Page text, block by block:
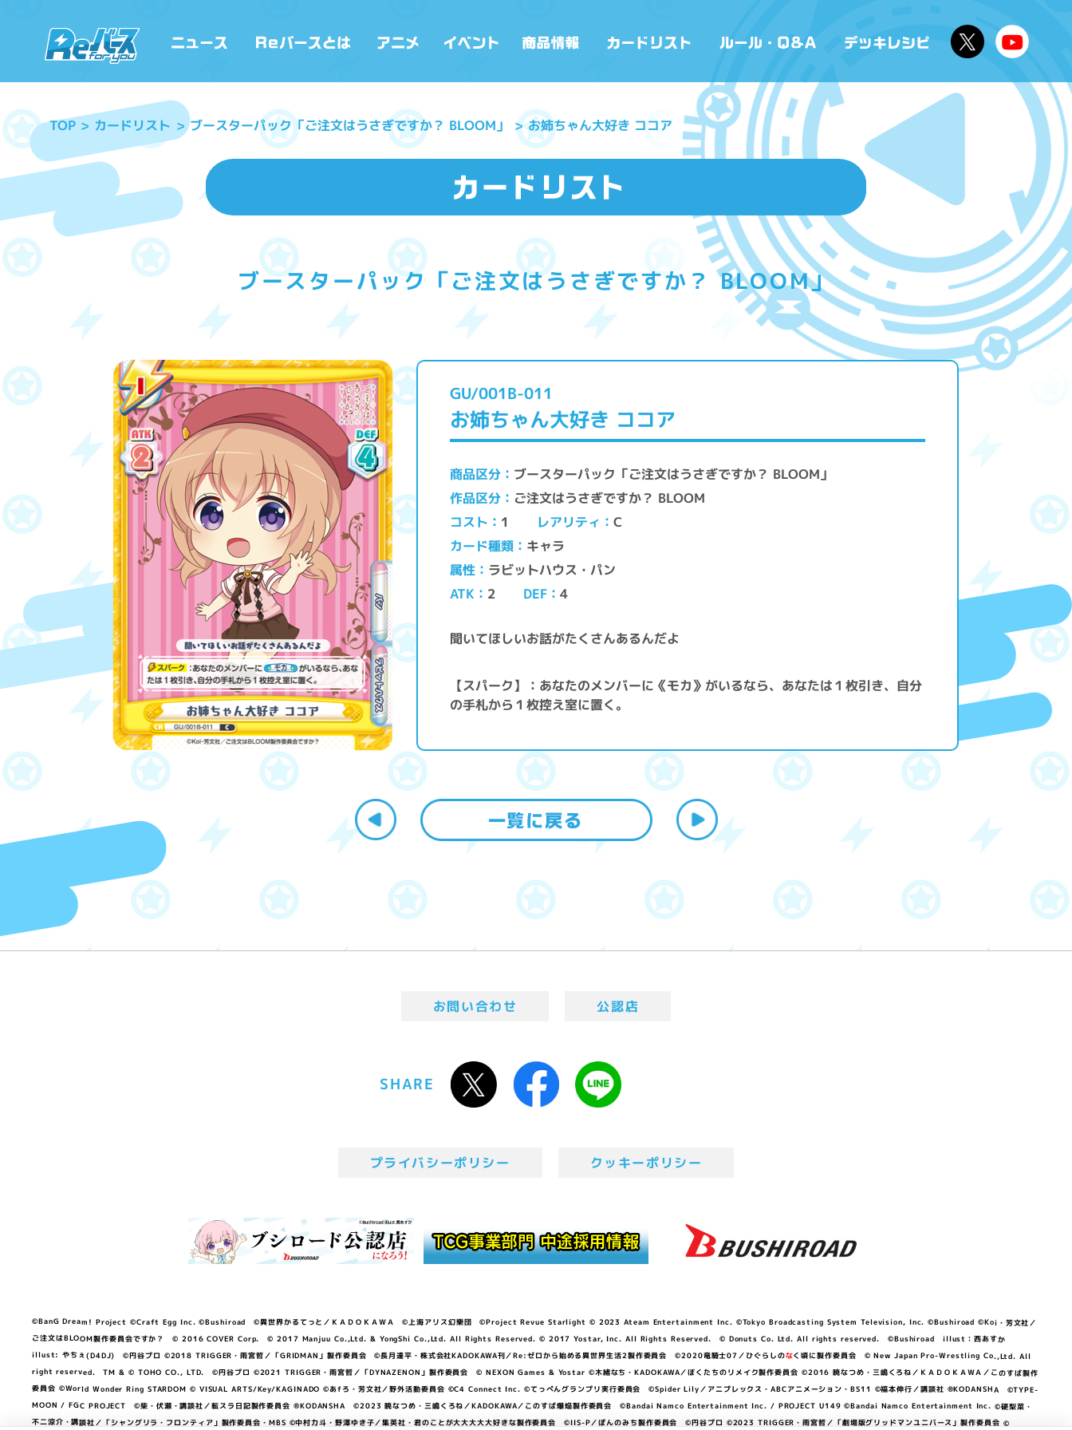
TOP カードリスト ブースターパック「ご注文はうさぎですか？ BLOOM」 お姉ちゃん大好き ココア
ブースターパック「ご注文はうさぎですか？ BLOOM」
GU/001B-011
お姉ちゃん大好き ココア
商品区分 ブースターパック「ご注文はうさぎですか？ BLOOM」
作品区分 ご注文はうさぎですか？ BLOOM
コスト 1 レアリティ C
カード種類 キャラ
属性 ラビットハウス・パン
ATK 2 DEF 4
聞いてほしいお話がたくさんあるんだよ
【スパーク】：あなたのメンバーに《モカ》がいるなら、あなたは１枚引き、自分
の手札から１枚控え室に置く。
お問い合わせ 公認店
SHARE
プライバシーポリシー クッキーポリシー
©BanG Dream! Project ©Craft Egg Inc. ©Bushiroad ©異世界かるてっと／ＫＡＤＯＫＡＷＡ ©上海アリス幻樂団 ©Project Revue Starlight © 2023 Ateam Entertainment Inc. ©Tokyo Broadcasting System Television, Inc. ©Bushiroad ©Koi・芳文社／
ご注文はBLOOM製作委員会ですか？ © 2016 COVER Corp. © 2017 Manjuu Co.,Ltd. & YongShi Co.,Ltd. All Rights Reserved. © 2017 Yostar, Inc. All Rights Reserved. © Donuts Co. Ltd. All rights reserved. ©Bushiroad illust：西あすか
illust: やちぇ(D4DJ) ©円谷プロ ©2018 TRIGGER・雨宮哲／「GRIDMAN」製作委員会 ©長月達平・株式会社KADOKAWA刊／Re:ゼロから始める異世界生活2製作委員会 ©2020竜騎士07／ひぐらしのなく頃に製作委員会 © New Japan Pro-Wrestling Co.,Ltd. All
right reserved. TM & © TOHO CO., LTD. ©円谷プロ ©2021 TRIGGER・雨宮哲／「DYNAZENON」製作委員会 © NEXON Games & Yostar ©木緒なち・KADOKAWA／ぼくたちのリメイク製作委員会 ©2016 暁なつめ・三嶋くろね／ＫＡＤＯＫＡＷＡ／このすば製作
委員会 ©World Wonder Ring STARDOM © VISUAL ARTS/Key/KAGINADO ©あfろ・芳文社／野外活動委員会 ©C4 Connect Inc. ©てっぺんグランプリ実行委員会 ©Spider Lily／アニプレックス・ABCアニメーション・BS11 ©福本伸行／講談社 ®KODANSHA ©TYPE-
MOON / FGC PROJECT ©柴・伏瀬・講談社／転スラ日記製作委員会 ®KODANSHA ©2023 暁なつめ・三嶋くろね／KADOKAWA／このすば爆焔製作委員会 ©Bandai Namco Entertainment Inc. / PROJECT U149 ©Bandai Namco Entertainment Inc. ©硬梨菜・
不二涼介・講談社／「シャングリラ・フロンティア」製作委員会・MBS ©中村力斗・野澤ゆき子／集英社・君のことが大大大大大好きな製作委員会 ©IIS-P／ぽんのみち製作委員会 ©円谷プロ ©2023 TRIGGER・雨宮哲／「劇場版グリッドマンユニバース」製作委員会 ©